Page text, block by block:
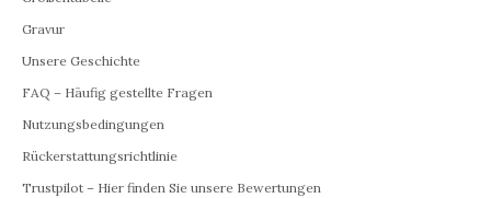
Gravur
Unsere Geschichte
FAQ – Häufig gestellte Fragen
Nutzungsbedingungen
Rückerstattungsrichtlinie
Trustpilot – Hier finden Sie unsere Bewertungen